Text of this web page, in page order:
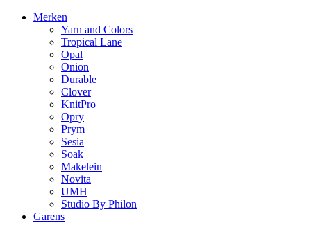
Merken
Yarn and Colors
Tropical Lane
Opal
Onion
Durable
Clover
KnitPro
Opry
Prym
Sesia
Soak
Makelein
Novita
UMH
Studio By Philon
Garens